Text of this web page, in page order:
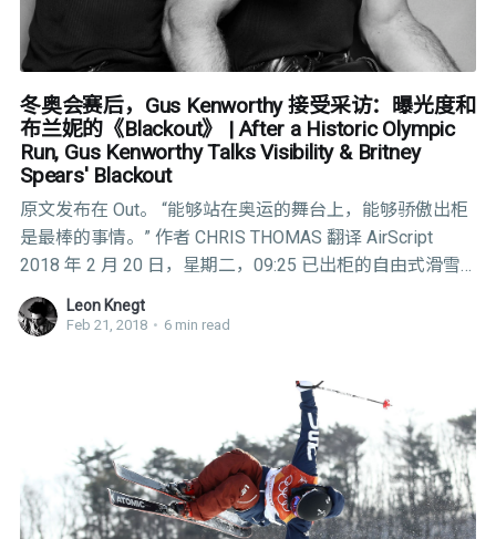
冬奥会赛后，Gus Kenworthy 接受采访：曝光度和
布兰妮的《Blackout》 | After a Historic Olympic
Run, Gus Kenworthy Talks Visibility & Britney
Spears' Blackout
原文发布在 Out。 “能够站在奥运的舞台上，能够骄傲出柜
是最棒的事情。” 作者 CHRIS THOMAS 翻译 AirScript
2018 年 2 月 20 日，星期二，09:25 已出柜的自由式滑雪
运动员 Gus Kenworthy 在电视直播里与男友 Matt Wilkas 相
吻，虽然只有短短几秒钟，可完全是个历史性的行为。自
了。但也正是这么小的一件事造成了如此巨大的影响。 对
Kenworthy 而言，这个轻吻可能就仅此而已，但美国在这
段政府逐渐剥夺了 LGBTQ 群体的立法保护的权益期间，正
是这些看似微不足道的行为在国际舞台上引发了文化的转
变，无论是他对他男友的爱还是他朋友 Adam Rippon 在滑
Leon Knegt
Feb 21, 2018 • 6 min read